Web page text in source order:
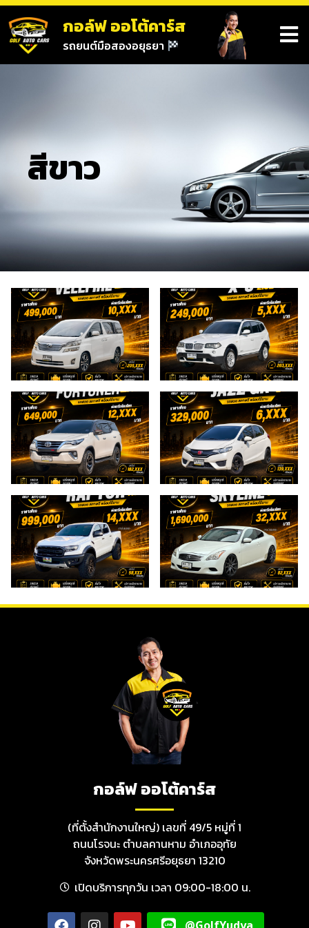
กอล์ฟ ออโต้คาร์ส
รถยนต์มือสองอยุธยา
สีขาว
กอล์ฟ ออโต้คาร์ส
(ที่ตั้งสำนักงานใหญ่) เลขที่ 49/5 หมู่ที่ 1
ถนนโรจนะ ตำบลคานหาม อำเภออุทัย
จังหวัดพระนครศรีอยุธยา 13210
เปิดบริการทุกวัน เวลา 09:00-18:00 น.